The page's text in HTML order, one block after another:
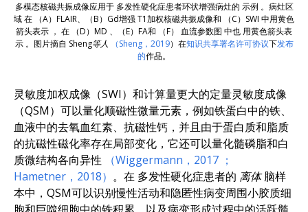
多模态核磁共振成像应用于多发性硬化症患者环状增强病灶的 示例 。 病灶区
域在 （A）FLAIR、（B）Gd增强T1加权核磁共振成像和 （C）SWI 中用黄色
箭头表示 ， 在 （D）MD 、（E）FA和 （F） 血流参数图 中也用黄色箭头表
示 。 图片摘自 Sheng等人 （Sheng，2019） 在知识共享署名许可协议下发布
的作品。
灵敏度加权成像（SWI）和计算量更大的定量灵敏度成像
（QSM）可以量化顺磁性微量元素，例如铁蛋白中的铁、
血液中的去氧血红素、抗磁性钙，并且由于蛋白质和脂质
的抗磁性磁化率存在局部变化，它还可以量化髓磷脂和白
质微结构各向异性
（Wiggermann，2017 ；
Hametner，2018） 。 在 多发性硬化症患者的 离体脑样
本中，QSM可以识别慢性活动和隐匿性病变周围小胶质细